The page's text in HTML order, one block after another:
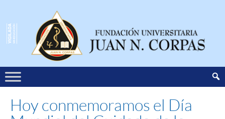
Hoy conmemoramos el Día